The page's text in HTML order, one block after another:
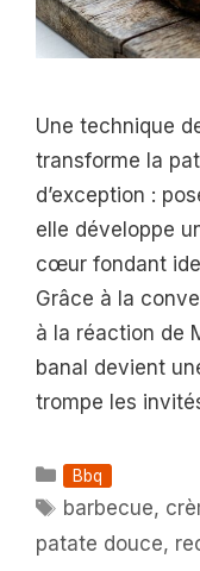
Une technique
transforme la
d’exception :
elle développe
cœur fondant
Grâce à la
à la réaction de
banal devient
trompe les
Catégories
Bbq
Étiquettes
barbecue,
patate douce,